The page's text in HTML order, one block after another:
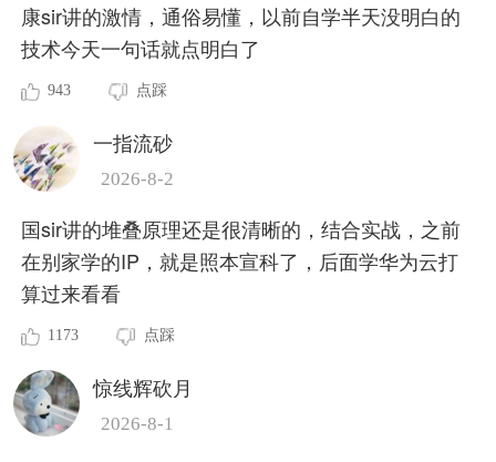
康sir讲的激情，通俗易懂，以前自学半天没明白的
技术今天一句话就点明白了
943 点踩
一指流砂
2026-8-2
国sir讲的堆叠原理还是很清晰的，结合实战，之前
在别家学的IP，就是照本宣科了，后面学华为云打
算过来看看
1173 点踩
惊线辉砍月
2026-8-1